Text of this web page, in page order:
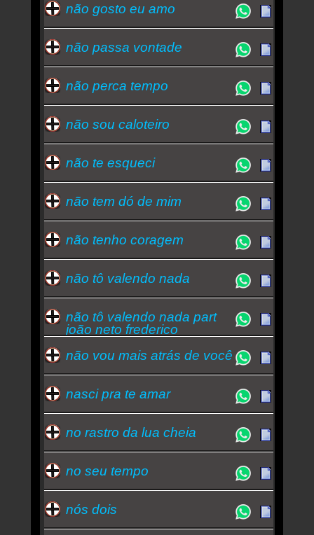
não gosto eu amo
não passa vontade
não perca tempo
não sou caloteiro
não te esqueci
não tem dó de mim
não tenho coragem
não tô valendo nada
não tô valendo nada part
joão neto frederico
não vou mais atrás de você
nasci pra te amar
no rastro da lua cheia
no seu tempo
nós dois